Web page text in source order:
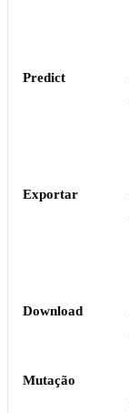
Predict
Exportar
Download
Mutação